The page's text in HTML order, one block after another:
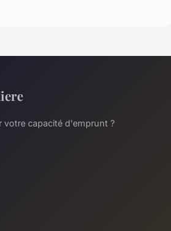
votre capacité d'emprunt ?